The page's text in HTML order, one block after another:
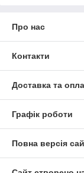
Про нас
Контакти
Доставка та
Графік роботи
Повна версія